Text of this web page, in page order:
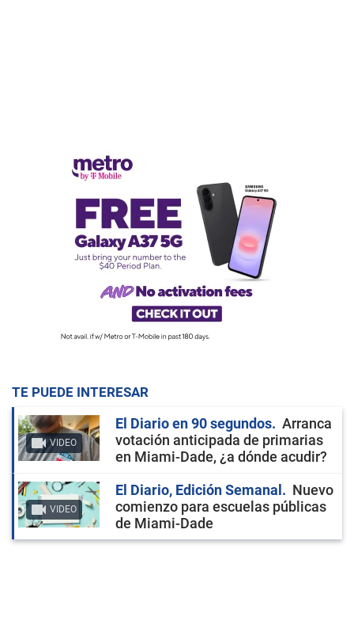
TE PUEDE INTERESAR
VIDEO
El Diario en 90 segundos
Arranca
votación anticipada de primarias
en Miami-Dade, ¿a dónde acudir?
VIDEO
El Diario, Edición Semanal
Nuevo
comienzo para escuelas públicas
de Miami-Dade